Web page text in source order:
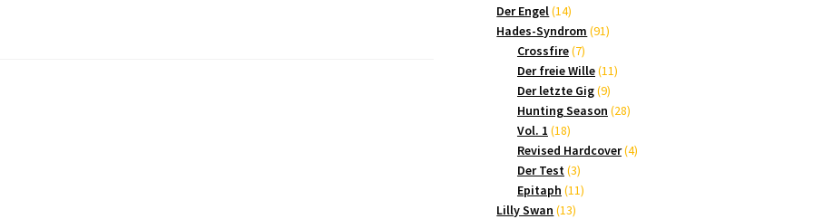
Der Engel 1414
Produkte
Hades-Syndrom 9191
Crossfire 77
Produkte
Der freie Wille 1111
Der letzte Gig 99
Produkte
Hunting Season 2828
Vol. 1 1818
Produkte
Revised Hardcover 44
Der Test 33
Produkte
Epitaph 1111
Lilly Swan 1313